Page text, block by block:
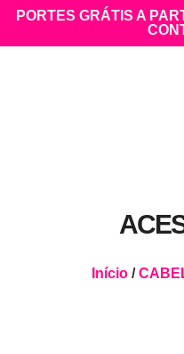
PORTES GRÁTIS A
Início /